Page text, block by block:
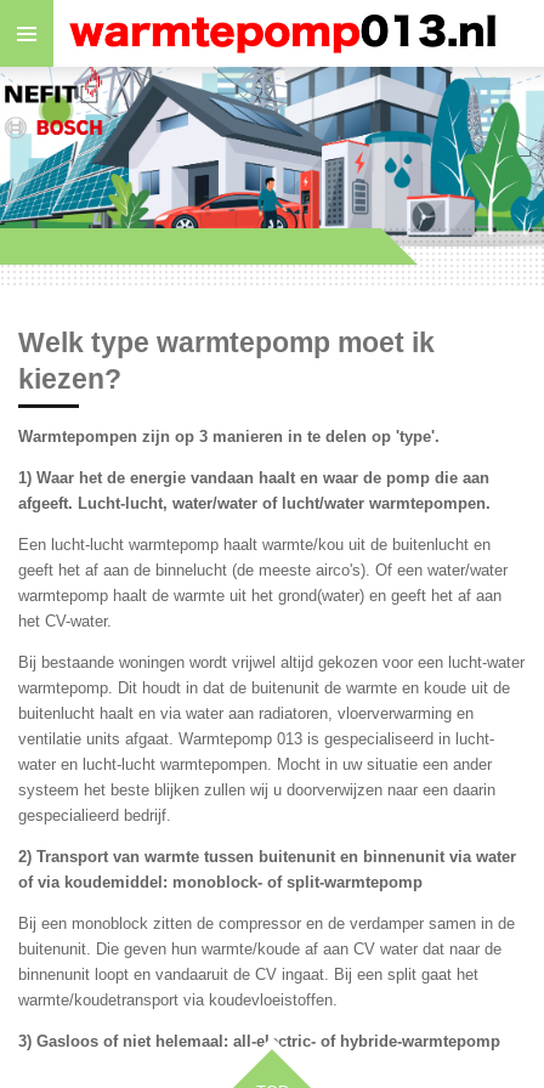
Ga
de
hoofdinhoud
Welk type warmtepomp moet ik
kiezen?
Warmtepompen zijn op 3 manieren in te delen op 'type'.
1) Waar het de energie vandaan haalt en waar de pomp die aan
afgeeft. Lucht-lucht, water/water of lucht/water warmtepompen.
Een lucht-lucht warmtepomp haalt warmte/kou uit de buitenlucht en
geeft het af aan de binnelucht (de meeste airco's). Of een water/water
warmtepomp haalt de warmte uit het grond(water) en geeft het af aan
het CV-water.
Bij bestaande woningen wordt vrijwel altijd gekozen voor een lucht-water
warmtepomp. Dit houdt in dat de buitenunit de warmte en koude uit de
buitenlucht haalt en via water aan radiatoren, vloerverwarming en
ventilatie units afgaat. Warmtepomp 013 is gespecialiseerd in lucht-
water en lucht-lucht warmtepompen. Mocht in uw situatie een ander
systeem het beste blijken zullen wij u doorverwijzen naar een daarin
gespecialieerd bedrijf.
2) Transport van warmte tussen buitenunit en binnenunit via water
of via koudemiddel: monoblock- of split-warmtepomp
Bij een monoblock zitten de compressor en de verdamper samen in de
buitenunit. Die geven hun warmte/koude af aan CV water dat naar de
binnenunit loopt en vandaaruit de CV ingaat. Bij een split gaat het
warmte/koudetransport via koudevloeistoffen.
3) Gasloos of niet helemaal: all-electric- of hybride-warmtepomp